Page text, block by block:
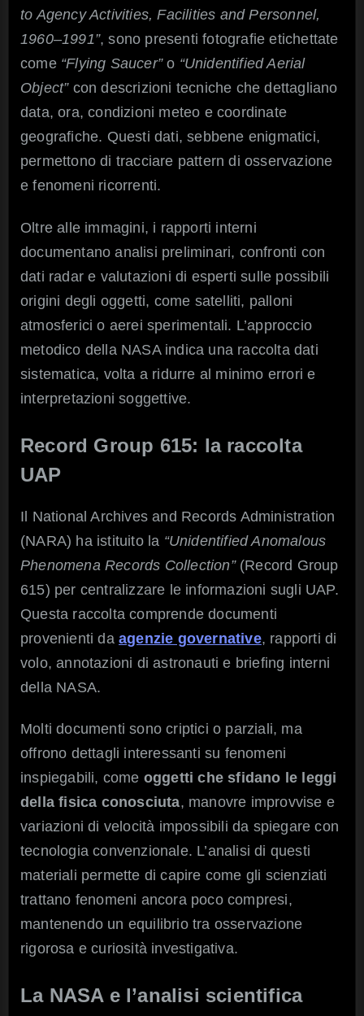
to Agency Activities, Facilities and Personnel,
1960–1991”, sono presenti fotografie etichettate
come “Flying Saucer”o “Unidentified Aerial
Object”con descrizioni tecniche che dettagliano
data, ora, condizioni meteo e coordinate
geografiche. Questi dati, sebbene enigmatici,
permettono di tracciare pattern di osservazione
e fenomeni ricorrenti.
Oltre alle immagini, i rapporti interni
documentano analisi preliminari, confronti con
dati radar e valutazioni di esperti sulle possibili
origini degli oggetti, come satelliti, palloni
atmosferici o aerei sperimentali. L’approccio
metodico della NASA indica una raccolta dati
sistematica, volta a ridurre al minimo errori e
interpretazioni soggettive.
Record Group 615: la raccolta
UAP
Il National Archives and Records Administration
(NARA) ha istituito la “Unidentified Anomalous
Phenomena Records Collection”(Record Group
615) per centralizzare le informazioni sugli UAP.
Questa raccolta comprende documenti
provenienti da agenzie governative, rapporti di
volo, annotazioni di astronauti e briefing interni
della NASA.
Molti documenti sono criptici o parziali, ma
offrono dettagli interessanti su fenomeni
inspiegabili, come oggetti che sfidano le leggi
della fisica conosciuta, manovre improvvise e
variazioni di velocità impossibili da spiegare con
tecnologia convenzionale. L’analisi di questi
materiali permette di capire come gli scienziati
trattano fenomeni ancora poco compresi,
mantenendo un equilibrio tra osservazione
rigorosa e curiosità investigativa.
La NASA e l’analisi scientifica